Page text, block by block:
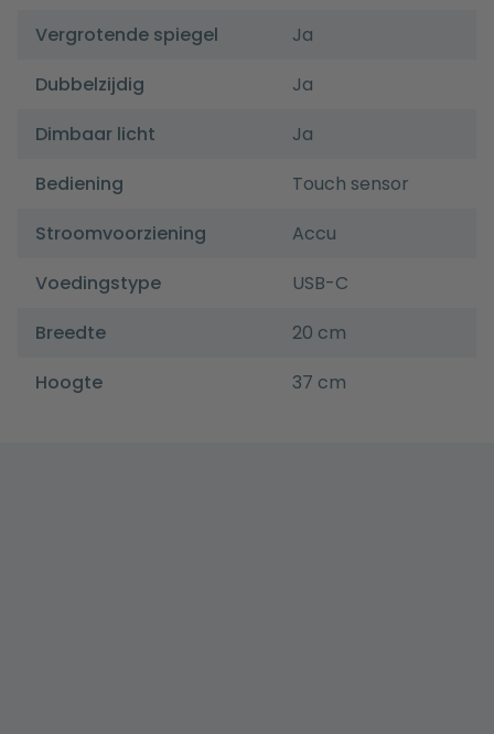
Vergrotende spiegel
Ja
Dubbelzijdig
Ja
Dimbaar licht
Ja
Bediening
Touch sensor
Stroomvoorziening
Accu
Voedingstype
USB-C
Breedte
20 cm
Hoogte
37 cm